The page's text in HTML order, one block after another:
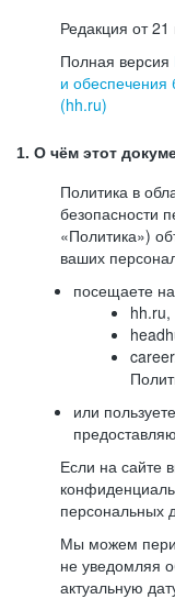
Редакция от
Полная версия
и обеспечения
(hh.ru)
1. О чём этот
Политика в
безопасности
«Политика»)
ваших
посещаете
hh.ru,
или
Если на сайте
персональных
Мы можем
не уведомляя
актуальную